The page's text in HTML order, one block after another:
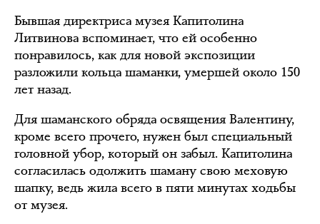
Бывшая директриса музея Капитолина
Литвинова вспоминает, что ей особенно
понравилось, как для новой экспозиции
разложили кольца шаманки, умершей около 150
лет назад.
Для шаманского обряда освящения Валентину,
кроме всего прочего, нужен был специальный
головной убор, который он забыл. Капитолина
согласилась одолжить шаману свою меховую
шапку, ведь жила всего в пяти минутах ходьбы
от музея.